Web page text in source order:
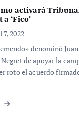
activará
‘Fico’
2022
denominó
de apoyar la
roto el acuerdo